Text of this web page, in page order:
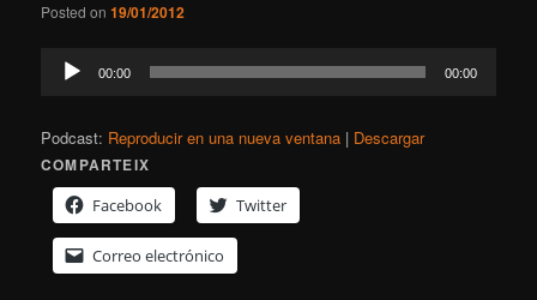
Posted on19/01/2012
Reproductor
00:00 00:00
Podcast: Reproducir en una nueva ventana | Descargar
COMPARTEIX
Facebook
Twitter
Correo electrónico